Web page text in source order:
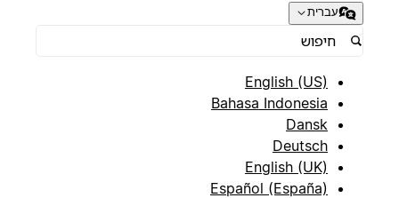
עברית
English (US)
Bahasa Indonesia
Dansk
Deutsch
English (UK)
Español (España)